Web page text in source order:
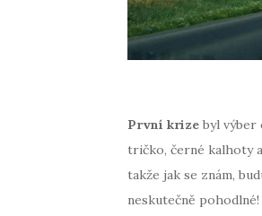
První krize byl výber
tričko, černé kalhoty
takže jak se znám,
neskutečně